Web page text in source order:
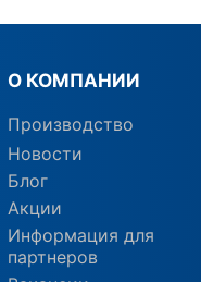
О КОМПАНИИ
Производство
Новости
Блог
Акции
Информация для
партнеров